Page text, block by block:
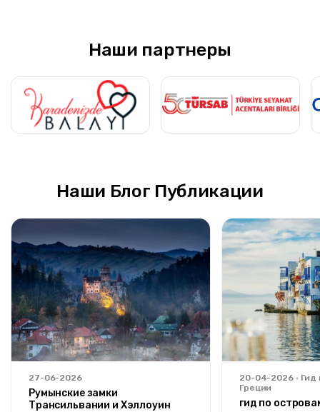
Наши партнеры
Наши Блог Публикации
27-06-2026
Румынские замки
Трансильвании и Хэллоуин
20-04-2026
Гид
Греции
гид по